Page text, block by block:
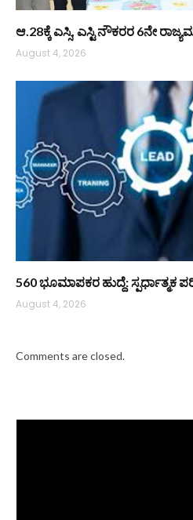
ಆ.28ಕ್ಕೆ ಎಸ್ಸಿ, ಎಸ್ಟಿ ನೌಕರರ 6ನೇ
August 4, 2026
560 ಭೂಮಾಪಕರ ಹುದ್ದೆ: ಸ್ಪರ್ಧಾತ್ಮಕ
August 4, 2026
Comments are closed.